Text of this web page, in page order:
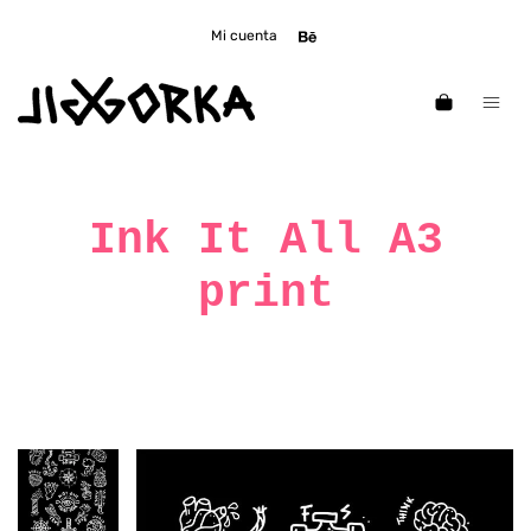
Mi cuenta
Ink It All A3
print